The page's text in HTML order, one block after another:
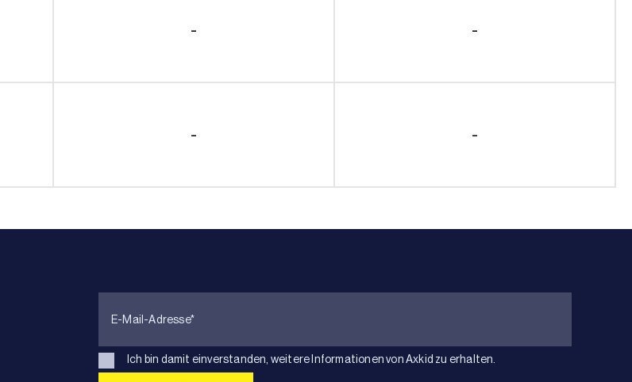
- -
- -
Ich bin damit einverstanden, weitere Informationen von Axkid zu erhalten.